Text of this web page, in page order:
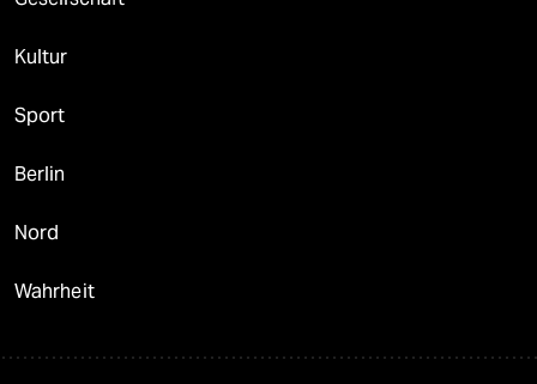
Kultur
Sport
Berlin
Nord
Wahrheit